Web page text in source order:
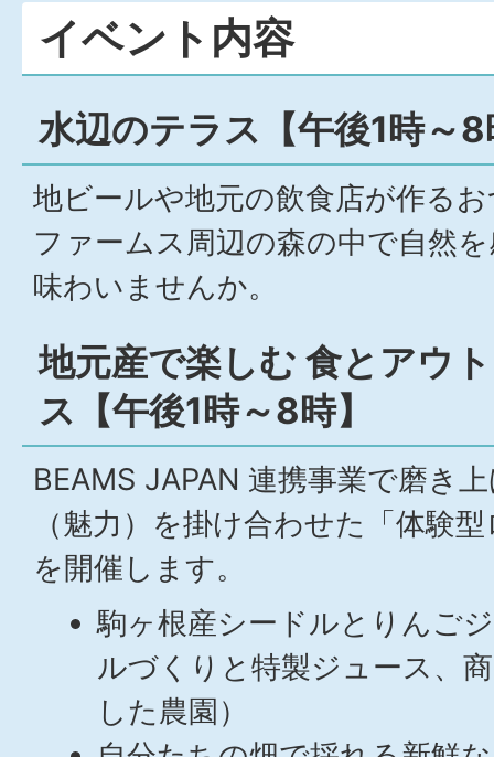
イベント内容
水辺のテラス【午後1時～8
地ビールや地元の飲食店が作る
ファームス周辺の森の中で自然
味わいませんか。
地元産で楽しむ 食とアウ
ス【午後1時～8時】
BEAMS JAPAN 連携事業で磨き
（魅力）を掛け合わせた「体験
を開催します。
駒ヶ根産シードルとりんご
ルづくりと特製ジュース、
した農園）